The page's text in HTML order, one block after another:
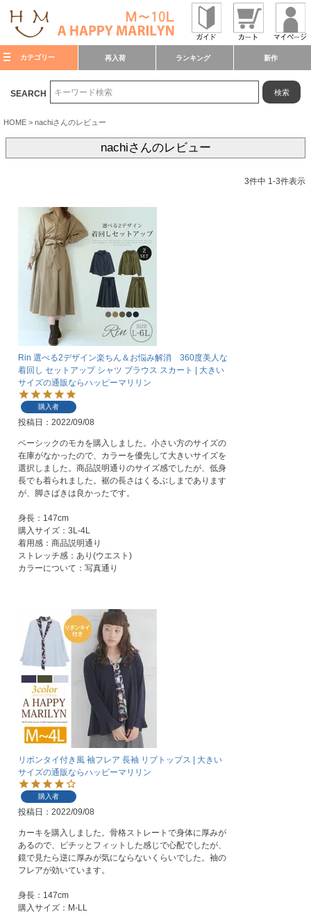
カテゴリー 再入荷 ランキング 新作
SEARCH 検索
HOME nachiさんのレビュー
nachiさんのレビュー
3件中 1-3件表示
Rin 選べる2デザイン楽ちん＆お悩み解消 360度美人な
着回し セットアップ シャツ ブラウス スカート | 大きい
サイズの通販ならハッピーマリリン
購入者
投稿日 2022/09/08
ベーシックのモカを購入しました。小さい方のサイズの
在庫がなかったので、カラーを優先して大きいサイズを
選択しました。商品説明通りのサイズ感でしたが、低身
長でも着られました。裾の長さはくるぶしまであります
が、脚さばきは良かったです。
身長：147cm
購入サイズ：3L-4L
着用感：商品説明通り
ストレッチ感：あり(ウエスト)
カラーについて：写真通り
リボンタイ付き風 袖フレア 長袖 リブトップス | 大きい
サイズの通販ならハッピーマリリン
購入者
投稿日 2022/09/08
カーキを購入しました。骨格ストレートで身体に厚みが
あるので、ピチッとフィットした感じで心配でしたが、
鏡で見たら逆に厚みが気にならないくらいでした。袖の
フレアが効いています。
身長：147cm
購入サイズ：M-LL